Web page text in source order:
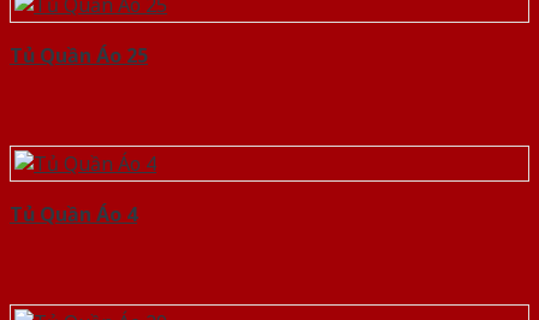
Tủ Quần Áo 25
Tủ Quần Áo 4